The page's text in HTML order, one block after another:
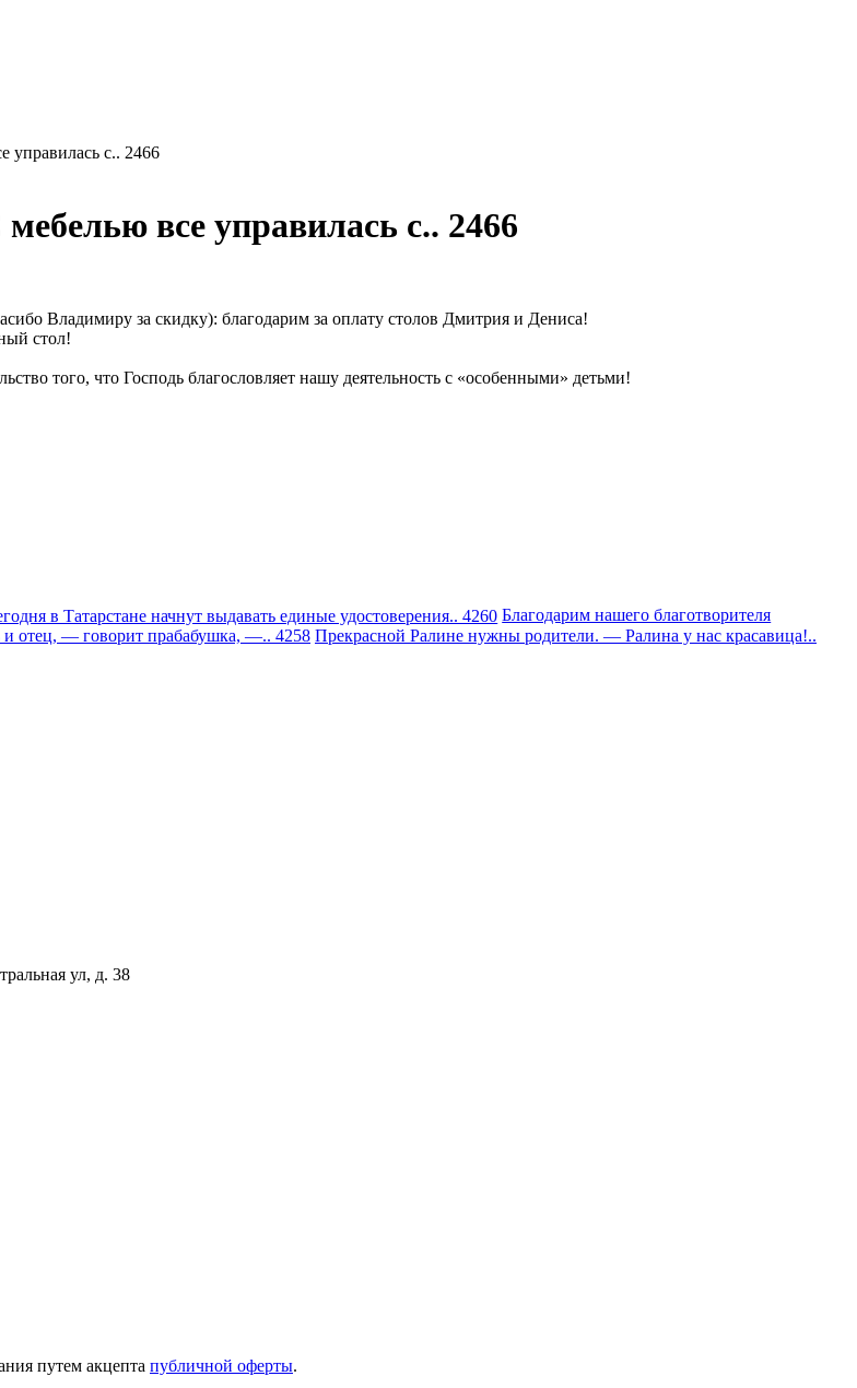
управилась с.. 2466
все управилась с.. 2466
Владимиру за скидку): благодарим за оплату столов Дмитрия и Дениса!
стол!
того, что Господь благословляет нашу деятельность с «особенными» детьми!
в Татарстане начнут выдавать единые удостоверения.. 4260 Благодарим нашего благотворителя
— говорит прабабушка, —.. 4258 Прекрасной Ралине нужны родители. — Ралина у нас красавица!..
ул, д. 38
путем акцепта публичной оферты.